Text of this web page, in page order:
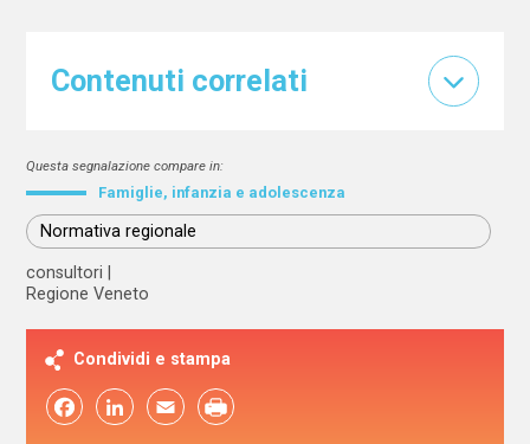
Contenuti correlati
Questa segnalazione compare in:
Famiglie, infanzia e adolescenza
Normativa regionale
consultori
Regione Veneto
Condividi e stampa
FacebookLinkedIn Email